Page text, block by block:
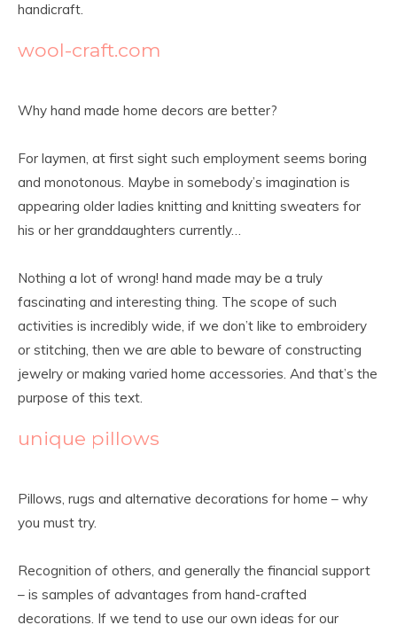
handicraft.
wool-craft.com
Why hand made home decors are better?
For laymen, at first sight such employment seems boring
and monotonous. Maybe in somebody’s imagination is
appearing older ladies knitting and knitting sweaters for
his or her granddaughters currently…
Nothing a lot of wrong! hand made may be a truly
fascinating and interesting thing. The scope of such
activities is incredibly wide, if we don’t like to embroidery
or stitching, then we are able to beware of constructing
jewelry or making varied home accessories. And that’s the
purpose of this text.
unique pillows
Pillows, rugs and alternative decorations for home – why
you must try.
Recognition of others, and generally the financial support
– is samples of advantages from hand-crafted
decorations. If we tend to use our own ideas for our